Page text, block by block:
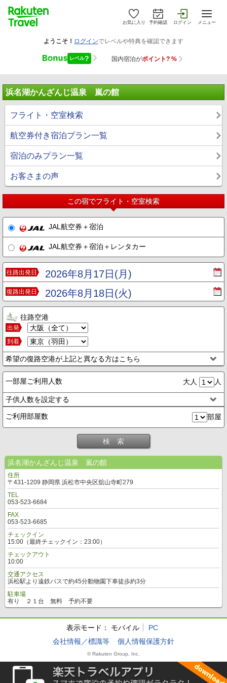
お気に入り 予約確認 ログイン メニュー
浜名湖かんざんじ温泉 嵐の館
フライト・空室検索
航空券付き宿泊プラン一覧
宿泊のみプラン一覧
お客さまの声
この宿でフライト・空室検索
JAL航空券＋宿泊
JAL航空券＋宿泊＋レンタカー
往路出発日 2026年8月17日(月)
復路出発日 2026年8月18日(火)
往路空港
出発
到着
希望の復路空港が上記と異なる方はこちら
一部屋ご利用人数 大人 人
子供人数を設定する
ご利用部屋数 部屋
検 索
浜名湖かんざんじ温泉 嵐の館
住所
〒431-1209 静岡県 浜松市中央区舘山寺町279
TEL
053-523-6684
FAX
053-523-6685
チェックイン
15:00（最終チェックイン：23:00）
チェックアウト
10:00
交通アクセス
浜松駅より遠鉄バスで約45分動物園下車徒歩約3分
駐車場
有り ２１台 無料 予約不要
表示モード： モバイル
PC
会社情報／標識等
個人情報保護方針
© Rakuten Group, Inc.